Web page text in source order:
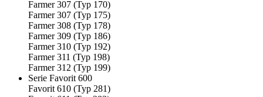
Farmer 307 (Typ 170)
Farmer 307 (Typ 175)
Farmer 308 (Typ 178)
Farmer 309 (Typ 186)
Farmer 310 (Typ 192)
Farmer 311 (Typ 198)
Farmer 312 (Typ 199)
Serie Favorit 600
Favorit 610 (Typ 281)